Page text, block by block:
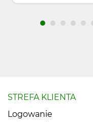
STREFA KLIENTA
Logowanie